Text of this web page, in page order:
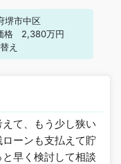
堺市中区
格
2,380万円
え
て、もう少し狭い
ーンも支払えて貯
早く検討して相談